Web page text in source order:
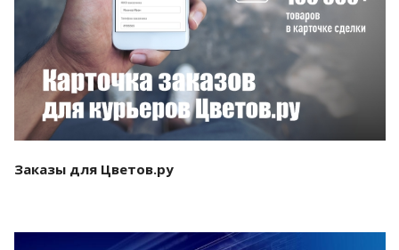
Смотреть проект
Заказы для Цветов.ру